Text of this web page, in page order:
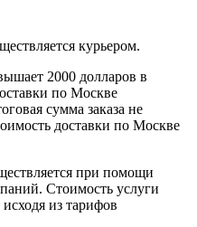
курьером.
2000 долларов в
по Москве
сумма заказа не
доставки по Москве
при помощи
Стоимость услуги
из тарифов